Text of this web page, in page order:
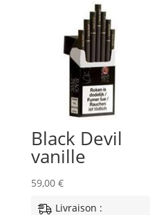
Black Devil
vanille
59,00 €
Livraison :